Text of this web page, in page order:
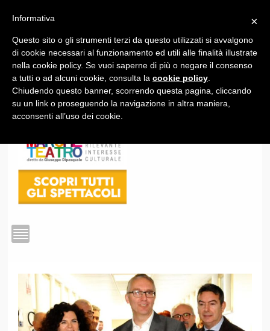
1
×
Informativa
Questo sito o gli strumenti terzi da questo utilizzati si avvalgono
di cookie necessari al funzionamento ed utili alle finalità illustrate
nella cookie policy. Se vuoi saperne di più o negare il consenso
a tutti o ad alcuni cookie, consulta la cookie policy
Chiudendo questo banner, scorrendo questa pagina, cliccando
su un link o proseguendo la navigazione in altra maniera,
acconsenti all’uso dei cookie.